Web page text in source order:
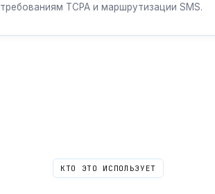
требованиям TCPA и маршрутизации SMS.
КТО ЭТО ИСПОЛЬЗУЕТ